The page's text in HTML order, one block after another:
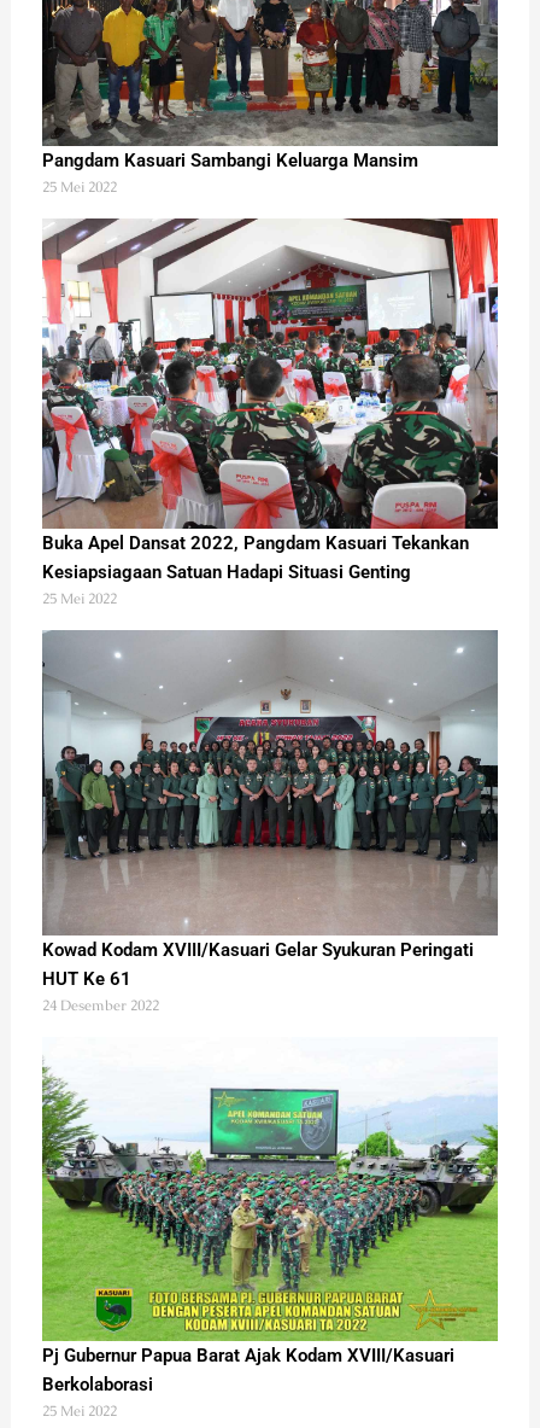
Pangdam Kasuari Sambangi Keluarga Mansim
25 Mei 2022
Buka Apel Dansat 2022, Pangdam Kasuari Tekankan
Kesiapsiagaan Satuan Hadapi Situasi Genting
25 Mei 2022
Kowad Kodam XVIII/Kasuari Gelar Syukuran Peringati
HUT Ke 61
24 Desember 2022
Pj Gubernur Papua Barat Ajak Kodam XVIII/Kasuari
Berkolaborasi
25 Mei 2022